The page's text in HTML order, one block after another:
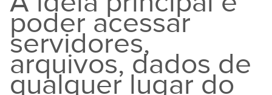
poder acessar
servidores,
arquivos, dados de
qualquer lugar do